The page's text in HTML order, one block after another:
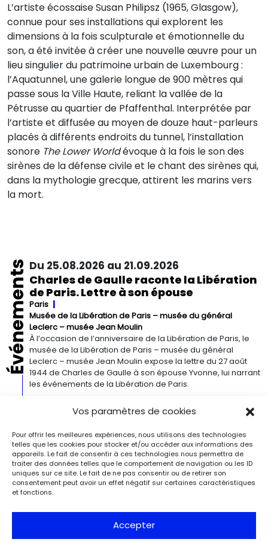
Vos paramètres de cookies
Pour offrir les meilleures expériences, nous utilisons des technologies
telles que les cookies pour stocker et/ou accéder aux informations des
appareils. Le fait de consentir à ces technologies nous permettra de
traiter des données telles que le comportement de navigation ou les ID
uniques sur ce site. Le fait de ne pas consentir ou de retirer son
consentement peut avoir un effet négatif sur certaines caractéristiques
et fonctions.
Accepter
L’artiste écossaise Susan Philipsz (1965, Glasgow),
connue pour ses installations qui explorent les
dimensions à la fois sculpturale et émotionnelle du
son, a été invitée à créer une nouvelle œuvre pour un
lieu singulier du patrimoine urbain de Luxembourg :
l’Aquatunnel, une galerie longue de 900 mètres qui
passe sous la Ville Haute, reliant la vallée de la
Pétrusse au quartier de Pfaffenthal. Interprétée par
l’artiste et diffusée au moyen de douze haut-parleurs
placés à différents endroits du tunnel, l’installation
sonore The Lower Worldévoque à la fois le son des
sirènes de la défense civile et le chant des sirènes qui,
dans la mythologie grecque, attirent les marins vers
la mort.
ÉvénementsDu 25.08.2026 au 21.09.2026
Charles de Gaulle raconte la Libération
de Paris. Lettre à son épouse
Paris
Musée de la Libération de Paris – musée du général
Leclerc – musée Jean Moulin
À l’occasion de l’anniversaire de la Libération de Paris, le
musée de la Libération de Paris – musée du général
Leclerc – musée Jean Moulin expose la lettre du 27 août
1944 de Charles de Gaulle à son épouse Yvonne, lui narrant
les événements de la Libération de Paris.
Du 13.09.2026 au 03.01.2027
Georgia O’Keeffe. Architecture
Detroit
Detroit Institute of Arts
« Georgia O’Keeffe. Architecture » est une exposition
novatrice qui présente environ 35 peintures architecturales
réalisées entre les années 1920 et 1960. Pionnière de l’art
moderne, O’Keeffe a célébré la beauté et la complexité
œuvres remarquables. Tout au long de sa longue carrière,
l’artiste a puisé son inspiration dans […]